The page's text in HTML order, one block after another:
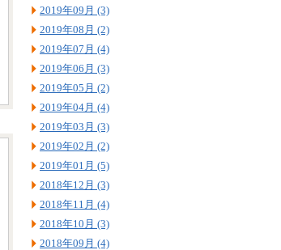
2019年09月 (3)
2019年08月 (2)
2019年07月 (4)
2019年06月 (3)
2019年05月 (2)
2019年04月 (4)
2019年03月 (3)
2019年02月 (2)
2019年01月 (5)
2018年12月 (3)
2018年11月 (4)
2018年10月 (3)
2018年09月 (4)